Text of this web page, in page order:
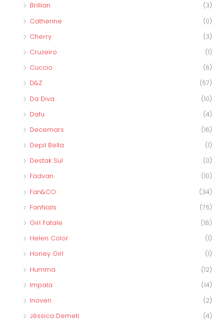
Brillian
(3)
Catherine
(0)
Cherry
(3)
Cruzeiro
(1)
Cuccio
(6)
D&Z
(57)
Da Diva
(10)
Dafu
(4)
Decemars
(16)
Depil Bella
(1)
Destak Sul
(0)
Fadvan
(10)
Fan&CO
(34)
FanNails
(76)
Girl Fatale
(18)
Helen Color
(1)
Honey Girl
(1)
Humma
(12)
Impala
(14)
Inoven
(2)
Jéssica Demeti
(4)